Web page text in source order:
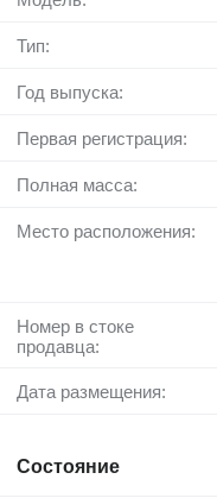
Тип:
Год выпуска:
Первая регистрация:
Полная масса:
Место расположения:
Номер в стоке
продавца:
Дата размещения:
Состояние